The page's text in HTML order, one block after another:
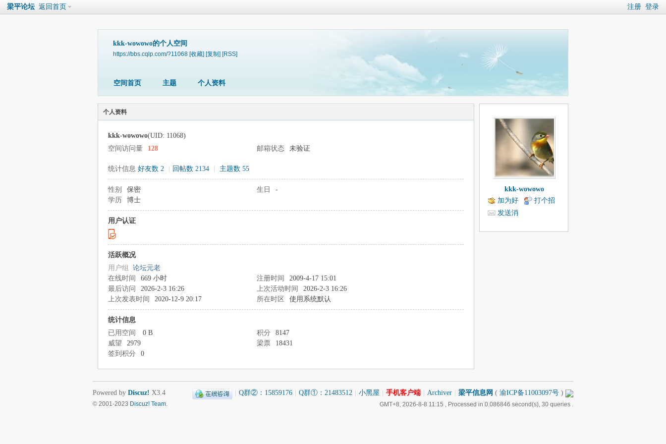
注册 登录
梁平论坛 返回首页
kkk-wowowo的个人空间
https://bbs.cqlp.com/?11068 [收藏] [复制] [RSS]
空间首页 主题 个人资料
个人资料
kkk-wowowo(UID: 11068)
空间访问量
128 邮箱状态 未验证
统计信息 好友数 2 回帖数 2134 主题数 55
性别 保密 生日
-
学历
博士
用户认证
活跃概况
用户组 论坛元老
在线时间
669 小时 注册时间
2009-4-17 15:01
最后访问
2026-2-3 16:26 上次活动时间
2026-2-3 16:26
上次发表时间
2020-12-9 20:17 所在时区 使用系统默认
统计信息
已用空间
0 B 积分
8147
威望
2979 梁票
18431
签到积分
0
kkk-wowowo
加为好
友
打个招
发送消
Q群②：15859176 Q群①：21483512 小黑屋 手机客户端 Archiver 梁平信息网 ( 渝ICP备11003097号 )
GMT+8, 2026-8-8 11:15 , Processed in 0.086846 second(s), 30 queries .
Powered by Discuz! X3.4
© 2001-2023 Discuz! Team